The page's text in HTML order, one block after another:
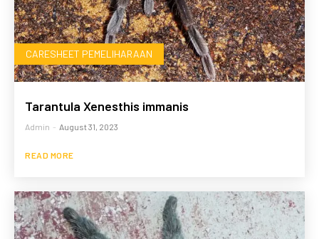
CARESHEET PEMELIHARAAN
Tarantula Xenesthis immanis
Admin - August 31, 2023
READ MORE